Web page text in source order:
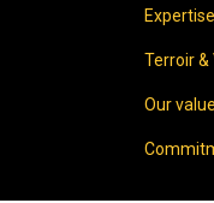
Expertise
Terroir &
Our